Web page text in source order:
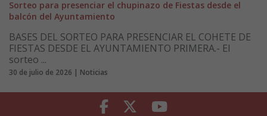
Sorteo para presenciar el chupinazo de Fiestas desde el
balcón del Ayuntamiento
BASES DEL SORTEO PARA PRESENCIAR EL COHETE DE
FIESTAS DESDE EL AYUNTAMIENTO PRIMERA.- El
sorteo ...
30 de julio de 2026 | Noticias
Facebook Twitter Youtube